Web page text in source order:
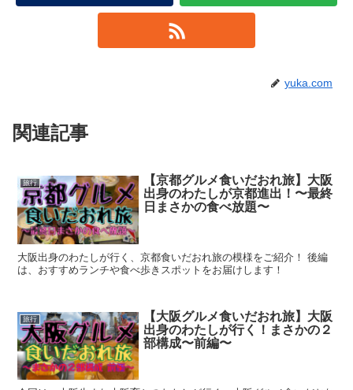
yuka.com
関連記事
旅行
【京都グルメ食いだおれ旅】大阪
出身のわたしが京都進出！〜最終
日まさかの食べ放題〜
大阪出身のわたしが行く、京都食いだおれ旅の模様をご紹介！ 後編
は、おすすめランチや食べ歩きスポットをお届けします！
旅行
【大阪グルメ食いだおれ旅】大阪
出身のわたしが行く！まさかの２
部構成〜前編〜